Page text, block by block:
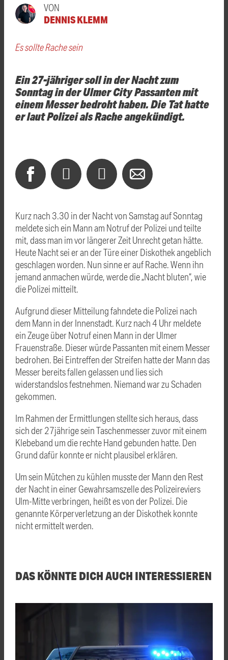
VON
DENNIS KLEMM
Es sollte Rache sein
Ein 27-jähriger soll in der Nacht zum
Sonntag in der Ulmer City Passanten mit
einem Messer bedroht haben. Die Tat hatte
er laut Polizei als Rache angekündigt.
Kurz nach 3.30 in der Nacht von Samstag auf Sonntag
meldete sich ein Mann am Notruf der Polizei und teilte
mit, dass man im vor längerer Zeit Unrecht getan hätte.
Heute Nacht sei er an der Türe einer Diskothek angeblich
geschlagen worden. Nun sinne er auf Rache. Wenn ihn
jemand anmachen würde, werde die „Nacht bluten“, wie
die Polizei mitteilt.
Aufgrund dieser Mitteilung fahndete die Polizei nach
dem Mann in der Innenstadt. Kurz nach 4 Uhr meldete
ein Zeuge über Notruf einen Mann in der Ulmer
Frauenstraße. Dieser würde Passanten mit einem Messer
bedrohen. Bei Eintreffen der Streifen hatte der Mann das
Messer bereits fallen gelassen und lies sich
widerstandslos festnehmen. Niemand war zu Schaden
gekommen.
Im Rahmen der Ermittlungen stellte sich heraus, dass
sich der 27jährige sein Taschenmesser zuvor mit einem
Klebeband um die rechte Hand gebunden hatte. Den
Grund dafür konnte er nicht plausibel erklären.
Um sein Mütchen zu kühlen musste der Mann den Rest
der Nacht in einer Gewahrsamszelle des Polizeireviers
Ulm-Mitte verbringen, heißt es von der Polizei. Die
genannte Körperverletzung an der Diskothek konnte
nicht ermittelt werden.
DAS KÖNNTE DICH AUCH INTERESSIEREN